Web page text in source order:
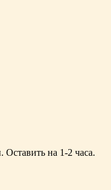
на 1-2 часа.